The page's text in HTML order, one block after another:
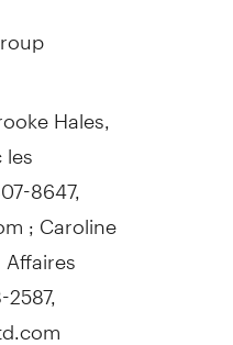
Hales,
8647,
; Caroline